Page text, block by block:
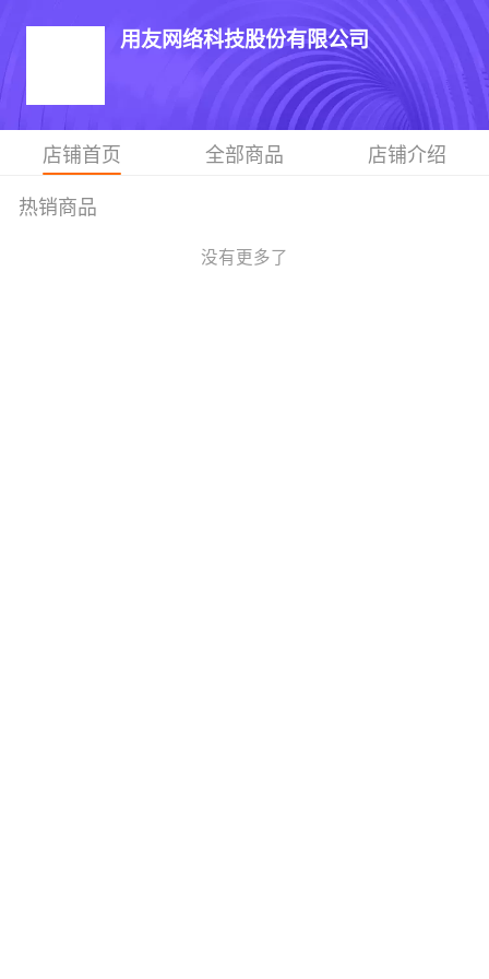
用友网络科技股份有限公司
店铺首页 全部商品 店铺介绍
热销商品
没有更多了